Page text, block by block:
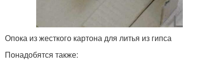
Опока из жесткого картона для литья из гипса
Понадобятся также: